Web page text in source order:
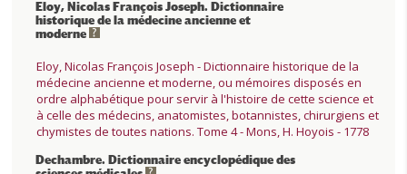
Eloy, Nicolas François Joseph. Dictionnaire
historique de la médecine ancienne et
moderne
Eloy, Nicolas François Joseph - Dictionnaire historique de la
médecine ancienne et moderne, ou mémoires disposés en
ordre alphabétique pour servir à l'histoire de cette science et
à celle des médecins, anatomistes, botannistes, chirurgiens et
chymistes de toutes nations. Tome 4 - Mons, H. Hoyois - 1778
Dechambre. Dictionnaire encyclopédique des